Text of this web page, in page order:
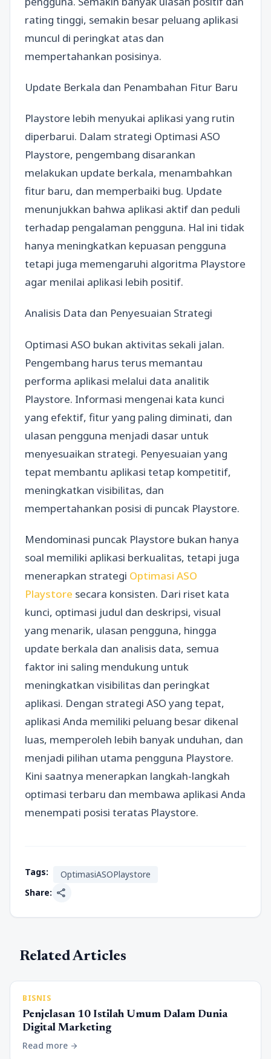
rating tinggi, semakin besar peluang aplikasi
muncul di peringkat atas dan
mempertahankan posisinya.
Update Berkala dan Penambahan Fitur Baru
Playstore lebih menyukai aplikasi yang rutin
diperbarui. Dalam strategi Optimasi ASO
Playstore, pengembang disarankan
melakukan update berkala, menambahkan
fitur baru, dan memperbaiki bug. Update
menunjukkan bahwa aplikasi aktif dan peduli
terhadap pengalaman pengguna. Hal ini tidak
hanya meningkatkan kepuasan pengguna
tetapi juga memengaruhi algoritma Playstore
agar menilai aplikasi lebih positif.
Analisis Data dan Penyesuaian Strategi
Optimasi ASO bukan aktivitas sekali jalan.
Pengembang harus terus memantau
performa aplikasi melalui data analitik
Playstore. Informasi mengenai kata kunci
yang efektif, fitur yang paling diminati, dan
ulasan pengguna menjadi dasar untuk
menyesuaikan strategi. Penyesuaian yang
tepat membantu aplikasi tetap kompetitif,
meningkatkan visibilitas, dan
mempertahankan posisi di puncak Playstore.
Mendominasi puncak Playstore bukan hanya
soal memiliki aplikasi berkualitas, tetapi juga
menerapkan strategi Optimasi ASO
Playstore secara konsisten. Dari riset kata
kunci, optimasi judul dan deskripsi, visual
yang menarik, ulasan pengguna, hingga
update berkala dan analisis data, semua
faktor ini saling mendukung untuk
meningkatkan visibilitas dan peringkat
aplikasi. Dengan strategi ASO yang tepat,
aplikasi Anda memiliki peluang besar dikenal
luas, memperoleh lebih banyak unduhan, dan
menjadi pilihan utama pengguna Playstore.
Kini saatnya menerapkan langkah-langkah
optimasi terbaru dan membawa aplikasi Anda
menempati posisi teratas Playstore.
Tags:
OptimasiASOPlaystore
Share: share
Related Articles
BISNIS
Penjelasan 10 Istilah Umum Dalam Dunia
Digital Marketing
Read more arrow_forward